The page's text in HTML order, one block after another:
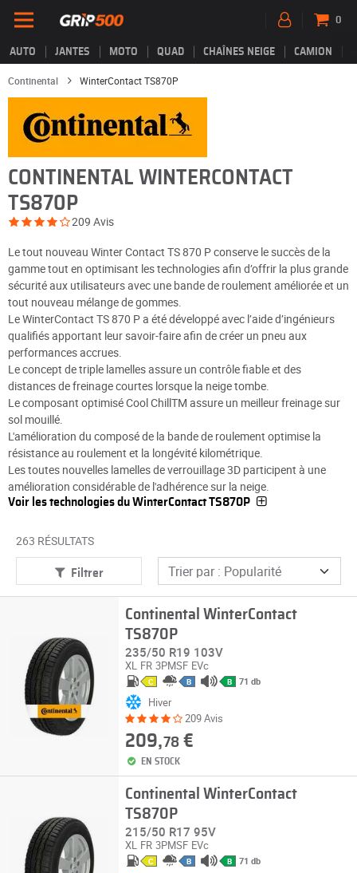
AUTO JANTES MOTO QUAD CHAÎNES NEIGE CAMION
0
Continental WinterContact TS870P
CONTINENTAL WINTERCONTACT
TS870P
209 Avis
Le tout nouveau Winter Contact TS 870 P conserve le succès de la
gamme tout en optimisant les technologies afin d’offrir la plus grande
sécurité aux utilisateurs avec une bande de roulement améliorée et un
tout nouveau mélange de gommes.
Le WinterContact TS 870 P a été développé avec l’aide d’ingénieurs
qualifiés apportant leur savoir-faire afin de créer un pneu aux
performances accrues.
Le concept de triple lamelles assure un contrôle fiable et des
distances de freinage courtes lorsque la neige tombe.
Le composant optimisé Cool ChillTM assure un meilleur freinage sur
sol mouillé.
L'amélioration du composé de la bande de roulement optimise la
résistance au roulement et la longévité kilométrique.
Les toutes nouvelles lamelles de verrouillage 3D participent à une
amélioration considérable de l'adhérence sur la neige.
Voir les technologies du WinterContact TS870P
263 RÉSULTATS
Filtrer
Continental WinterContact
TS870P
235/50 R19 103V
XL FR 3PMSF EVc
C B B 71 db
Hiver
209 Avis
209,78€
EN STOCK
Continental WinterContact
TS870P
215/50 R17 95V
XL FR 3PMSF EVc
C B B 71 db